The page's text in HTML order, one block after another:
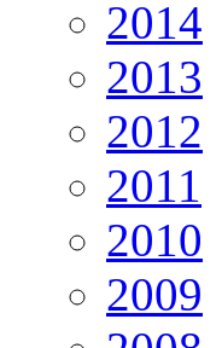
2014
2013
2012
2011
2010
2009